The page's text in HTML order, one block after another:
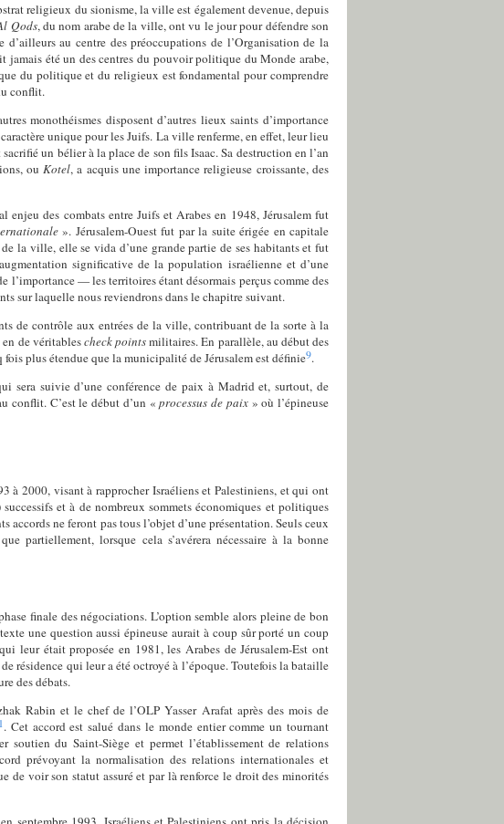
religieux du sionisme, la ville est également devenue, depuis
Qods, du nom arabe de la ville, ont vu le jour pour défendre son
d’ailleurs au centre des préoccupations de l’Organisation de la
jamais été un des centres du pouvoir politique du Monde arabe,
du politique et du religieux est fondamental pour comprendre
conflit.
monothéismes disposent d’autres lieux saints d’importance
unique pour les Juifs. La ville renferme, en effet, leur lieu
un bélier à la place de son fils Isaac. Sa destruction en l’an
ouKotel, a acquis une importance religieuse croissante, des
des combats entre Juifs et Arabes en 1948, Jérusalem fut
». Jérusalem-Ouest fut par la suite érigée en capitale
la ville, elle se vida d’une grande partie de ses habitants et fut
significative de la population israélienne et d’une
l’importance — les territoires étant désormais perçus comme des
sur laquelle nous reviendrons dans le chapitre suivant.
de contrôle aux entrées de la ville, contribuant de la sorte à la
de véritablescheck pointsmilitaires. En parallèle, au début des
plus étendue que la municipalité de Jérusalem est définie9.
sera suivie d’une conférence de paix à Madrid et, surtout, de
conflit. C’est le début d’un «processus de paix » où l’épineuse
à 2000, visant à rapprocher Israéliens et Palestiniens, et qui ont
et à de nombreux sommets économiques et politiques
accords ne feront pas tous l’objet d’une présentation. Seuls ceux
partiellement, lorsque cela s’avérera nécessaire à la bonne
finale des négociations. L’option semble alors pleine de bon
une question aussi épineuse aurait à coup sûr porté un coup
leur était proposée en 1981, les Arabes de Jérusalem-Est ont
résidence qui leur a été octroyé à l’époque. Toutefois la bataille
des débats.
Rabin et le chef de l’OLP Yasser Arafat après des mois de
. Cet accord est salué dans le monde entier comme un tournant
soutien du Saint-Siège et permet l’établissement de relations
prévoyant la normalisation des relations internationales et
de voir son statut assuré et par là renforce le droit des minorités